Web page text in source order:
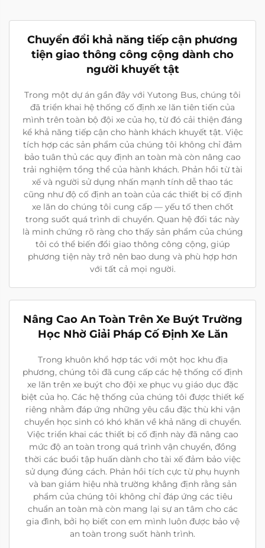
Chuyển đổi khả năng tiếp cận phương
tiện giao thông công cộng dành cho
người khuyết tật
Trong một dự án gần đây với Yutong Bus, chúng tôi
đã triển khai hệ thống cố định xe lăn tiên tiến của
mình trên toàn bộ đội xe của họ, từ đó cải thiện đáng
kể khả năng tiếp cận cho hành khách khuyết tật. Việc
tích hợp các sản phẩm của chúng tôi không chỉ đảm
bảo tuân thủ các quy định an toàn mà còn nâng cao
trải nghiệm tổng thể của hành khách. Phản hồi từ tài
xế và người sử dụng nhấn mạnh tính dễ thao tác
cũng như độ cố định an toàn của các thiết bị cố định
xe lăn do chúng tôi cung cấp — yếu tố then chốt
trong suốt quá trình di chuyển. Quan hệ đối tác này
là minh chứng rõ ràng cho thấy sản phẩm của chúng
tôi có thể biến đổi giao thông công cộng, giúp
phương tiện này trở nên bao dung và phù hợp hơn
với tất cả mọi người.
Nâng Cao An Toàn Trên Xe Buýt Trường
Học Nhờ Giải Pháp Cố Định Xe Lăn
Trong khuôn khổ hợp tác với một học khu địa
phương, chúng tôi đã cung cấp các hệ thống cố định
xe lăn trên xe buýt cho đội xe phục vụ giáo dục đặc
biệt của họ. Các hệ thống của chúng tôi được thiết kế
riêng nhằm đáp ứng những yêu cầu đặc thù khi vận
chuyển học sinh có khó khăn về khả năng di chuyển.
Việc triển khai các thiết bị cố định này đã nâng cao
mức độ an toàn trong quá trình vận chuyển, đồng
thời các buổi tập huấn dành cho tài xế đảm bảo việc
sử dụng đúng cách. Phản hồi tích cực từ phụ huynh
và ban giám hiệu nhà trường khẳng định rằng sản
phẩm của chúng tôi không chỉ đáp ứng các tiêu
chuẩn an toàn mà còn mang lại sự an tâm cho các
gia đình, bởi họ biết con em mình luôn được bảo vệ
an toàn trong suốt hành trình.